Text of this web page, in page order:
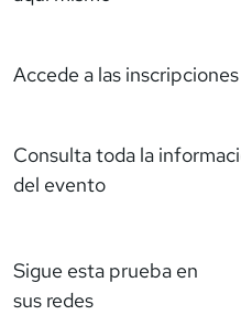
Accede a las inscripciones
Consulta toda la
del evento
Sigue esta prueba en
sus redes